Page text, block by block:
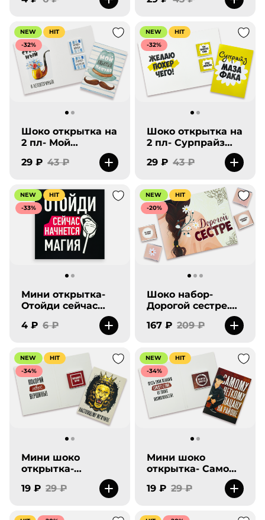
NEW
HIT
-32%
Шоко открытка на
2 пл- Мой
любимый папуля.
29 ₽ 43 ₽
NEW
HIT
-32%
Шоко открытка на
2 пл- Сурпрайз
29 ₽ 43 ₽
NEW
HIT
-33%
Мини открытка-
Отойди сейчас
начнется магия.
4 ₽ 6 ₽
NEW
HIT
-20%
Шоко набор-
Дорогой сестре.
совершенство!
167 ₽ 209 ₽
NEW
HIT
-34%
Мини шоко
открытка-
мужчине. Покоряй
Попутного ветра!
19 ₽ 29 ₽
NEW
HIT
-34%
Мини шоко
открытка- Самому
четкому пацану
на районе. Все
19 ₽ 29 ₽